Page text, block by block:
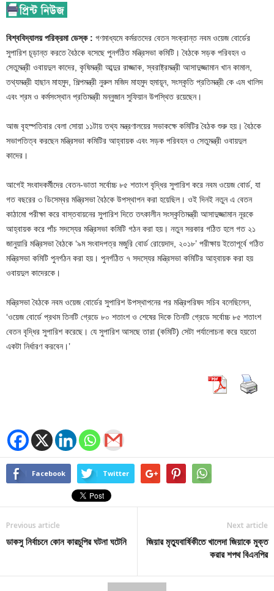
বিশ্ববিদ্যালয় পরিক্রমা ডেস্ক : গণমাধ্যমে কর্মরতদের বেতন সংক্রান্ত নবম ওয়েজ বোর্ডের
সুপারিশ চূড়ান্ত করতে বৈঠকে বসেছে পুনর্গঠিত মন্ত্রিসভা কমিটি। বৈঠকে সড়ক পরিবহন ও
সেতুমন্ত্রী ওবায়দুল কাদের, কৃষিমন্ত্রী আব্দুর রাজ্জাক, স্বরাষ্ট্রমন্ত্রী আসাদুজ্জামান খান কামাল,
তথ্যমন্ত্রী হাছান মাহমুদ, শিল্পমন্ত্রী নুরুল মজিদ মাহমুদ হুমায়ূন, সংস্কৃতি প্রতিমন্ত্রী কে এম খালিদ
এবং শ্রম ও কর্মসংস্থান প্রতিমন্ত্রী মন্নুজান সুফিয়ান উপস্থিত রয়েছেন।
আজ বৃহস্পতিবার বেলা সোয়া ১১টায় তথ্য মন্ত্রণালয়ের সভাকক্ষে কমিটির বৈঠক শুরু হয়। বৈঠকে
সভাপতিত্ব করছেন মন্ত্রিসভা কমিটির আহ্বায়ক এবং সড়ক পরিবহন ও সেতুমন্ত্রী ওবায়দুল
কাদের।
আগেই সংবাদকর্মীদের বেতন-ভাতা সর্বোচ্চ ৮৫ শতাংশ বৃদ্ধির সুপারিশ করে নবম ওয়েজ বোর্ড, যা
গত বছরের ৩ ডিসেম্বর মন্ত্রিসভা বৈঠকে উপস্থাপন করা হয়েছিল। ওই দিনই নতুন এ বেতন
কাঠামো পরীক্ষা করে বাস্তবায়নের সুপারিশ দিতে তৎকালীন সংস্কৃতিমন্ত্রী আসাদুজ্জামান নূরকে
আহ্বায়ক করে পাঁচ সদস্যের মন্ত্রিসভা কমিটি গঠন করা হয়। নতুন সরকার গঠিত হলে গত ২১
জানুয়ারি মন্ত্রিসভা বৈঠকে ‘৯ম সংবাদপত্র মজুরি বোর্ড রোয়েদাদ, ২০১৮’ পরীক্ষায় ইতোপূর্বে গঠিত
মন্ত্রিসভা কমিটি পুনর্গঠন করা হয়। পুনর্গঠিত ৭ সদস্যের মন্ত্রিসভা কমিটির আহ্বায়ক করা হয়
ওবায়দুল কাদেরকে।
মন্ত্রিসভা বৈঠকে নবম ওয়েজ বোর্ডের সুপারিশ উপস্থাপনের পর মন্ত্রিপরিষদ সচিব বলেছিলেন,
‘ওয়েজ বোর্ডে প্রথম তিনটি গ্রেডে ৮০ শতাংশ ও শেষের দিকে তিনটি গ্রেডে সর্বোচ্চ ৮৫ শতাংশ
বেতন বৃদ্ধির সুপারিশ করেছে। যে সুপারিশ আসছে তারা (কমিটি) সেটা পর্যালোচনা করে হয়তো
একটা নির্ধারণ করবেন।’
Facebook Twitter
Previous article
ডাকসু নির্বাচনে কোন কারচুপির ঘটনা ঘটেনি
Next article
জিয়ার মৃত্যুবার্ষিকীতে খালেদা জিয়াকে মুক্ত
করার শপথ বিএনপির